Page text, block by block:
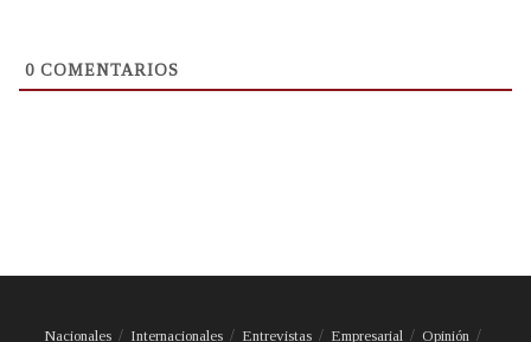
0 COMENTARIOS
Nacionales Internacionales Entrevistas Empresarial Opinión